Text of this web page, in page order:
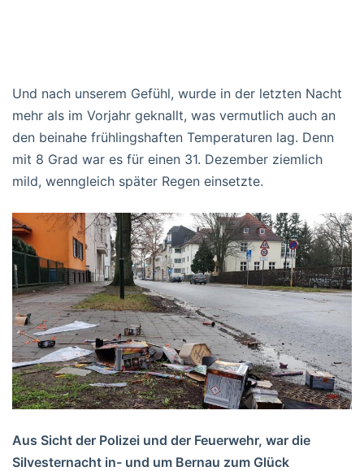
Und nach unserem Gefühl, wurde in der letzten Nacht
mehr als im Vorjahr geknallt, was vermutlich auch an
den beinahe frühlingshaften Temperaturen lag. Denn
mit 8 Grad war es für einen 31. Dezember ziemlich
mild, wenngleich später Regen einsetzte.
Aus Sicht der Polizei und der Feuerwehr, war die
Silvesternacht in- und um Bernau zum Glück